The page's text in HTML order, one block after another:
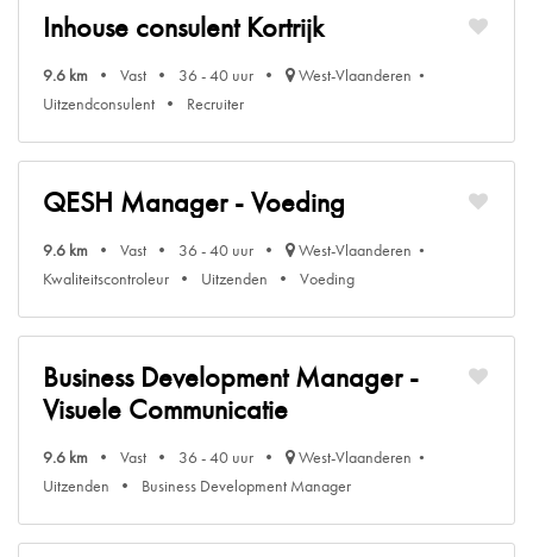
Inhouse consulent Kortrijk
9.6 km Vast 36 - 40 uur
West-Vlaanderen
Uitzendconsulent
Recruiter
QESH Manager - Voeding
9.6 km Vast 36 - 40 uur
West-Vlaanderen
Kwaliteitscontroleur
Uitzenden Voeding
Business Development Manager -
Visuele Communicatie
9.6 km Vast 36 - 40 uur
West-Vlaanderen
Uitzenden
Business Development Manager